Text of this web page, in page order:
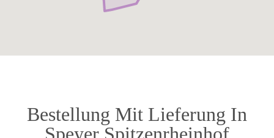
Bestellung Mit Lieferung In